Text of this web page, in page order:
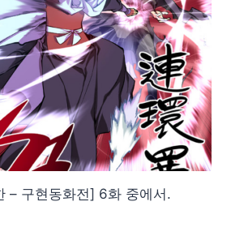
– 구현동화전] 6화 중에서.